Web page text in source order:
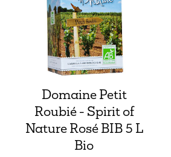
Domaine Petit
Roubié - Spirit of
Nature Rosé BIB 5 L
Bio